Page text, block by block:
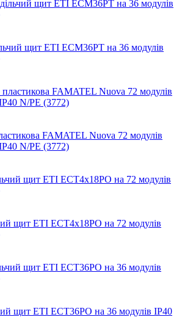
щит ETI ECM36PT на 36 модулів
FAMATEL Nuova 72 модулів
IP40 N/PE (3772)
щит ETI ECT4x18PO на 72 модулів
щит ETI ECT36PO на 36 модулів IP40